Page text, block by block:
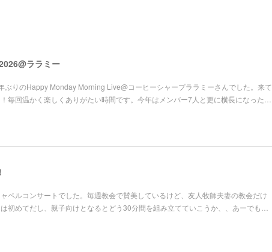
ララミー
ぶりのHappy Monday Morning Live@コーヒーシャープララミーさんでした。来て
毎回温かく楽しくありがたい時間です。今年はメンバー7人と更に横長になった…
ペルコンサートでした。毎週教会で賛美しているけど、友人牧師夫妻の教会だけ
初めてだし、親子向けとなるとどう30分間を組み立てていこうか、、あーでも…